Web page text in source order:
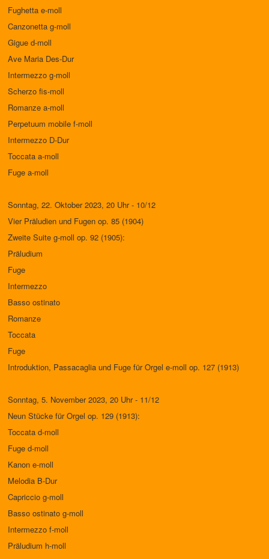
Fughetta e-moll
Canzonetta g-moll
Gigue d-moll
Ave Maria Des-Dur
Intermezzo g-moll
Scherzo fis-moll
Romanze a-moll
Perpetuum mobile f-moll
Intermezzo D-Dur
Toccata a-moll
Fuge a-moll
Sonntag, 22. Oktober 2023, 20 Uhr - 10/12
Vier Präludien und Fugen op. 85 (1904)
Zweite Suite g-moll op. 92 (1905):
Präludium
Fuge
Intermezzo
Basso ostinato
Romanze
Toccata
Fuge
Introduktion, Passacaglia und Fuge für Orgel e-moll op. 127 (1913)
Sonntag, 5. November 2023, 20 Uhr - 11/12
Neun Stücke für Orgel op. 129 (1913):
Toccata d-moll
Fuge d-moll
Kanon e-moll
Melodia B-Dur
Capriccio g-moll
Basso ostinato g-moll
Intermezzo f-moll
Präludium h-moll